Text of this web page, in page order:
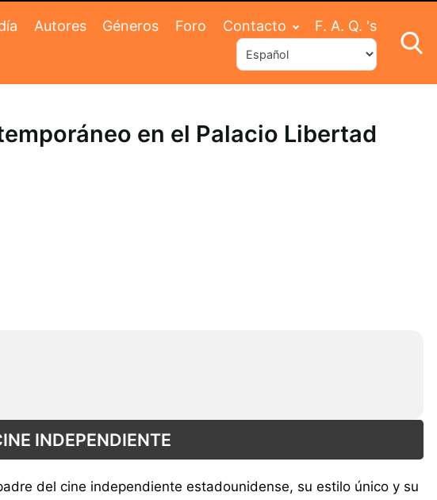
Autores Géneros Foro Contacto F. A. Q. 's
en el Palacio Libertad
INDEPENDIENTE
del cine independiente estadounidense, su estilo único y su